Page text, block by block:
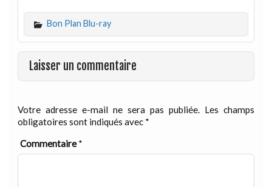
Bon Plan Blu-ray
Laisser un commentaire
Votre adresse e-mail ne sera pas publiée. Les champs
obligatoires sont indiqués avec *
Commentaire*